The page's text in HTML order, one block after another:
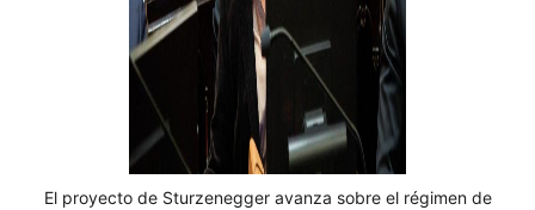
El proyecto de Sturzenegger avanza sobre el régimen de